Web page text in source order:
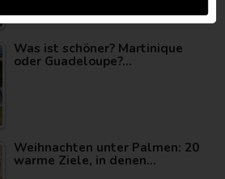
Was ist schöner? Martinique
oder Guadeloupe?…
Weihnachten unter Palmen: 20
warme Ziele, in denen…